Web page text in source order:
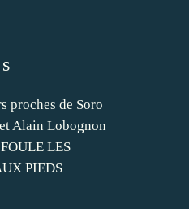
proches de Soro
Alain Lobognon
LES
PIEDS